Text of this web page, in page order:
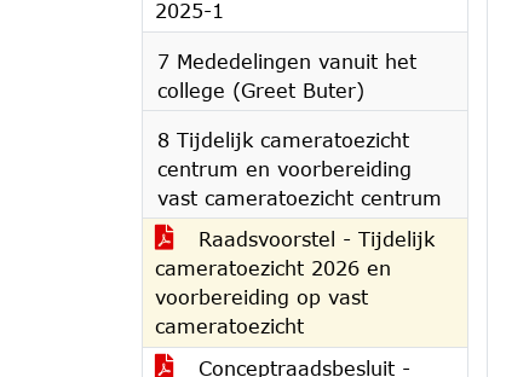
2025-1
7 Mededelingen vanuit het
college (Greet Buter)
8 Tijdelijk cameratoezicht
centrum en voorbereiding
vast cameratoezicht centrum
Raadsvoorstel - Tijdelijk
cameratoezicht 2026 en
voorbereiding op vast
cameratoezicht
Conceptraadsbesluit -